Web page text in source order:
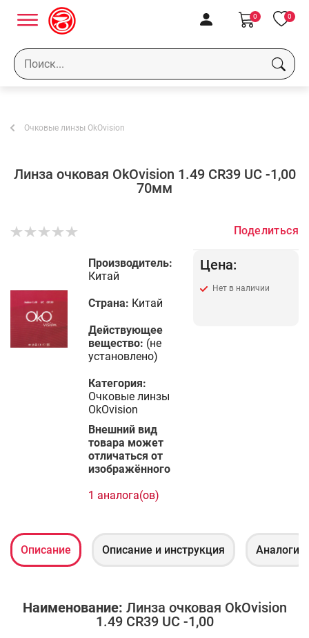
0
0
Очковые линзы OkOvision
Линза очковая OkOvision 1.49 CR39 UC -1,00
70мм
Поделиться
Производитель:
Китай
Страна: Китай
Действующее
вещество: (не
установлено)
Категория:
Очковые линзы
OkOvision
Bнешний вид
товара может
отличаться от
изображённого
1 аналога(ов)
Цена:
Нет в наличии
Описание Описание и инcтрукция Аналоги
Наименование: Линза очковая OkOvision
1.49 CR39 UC -1,00